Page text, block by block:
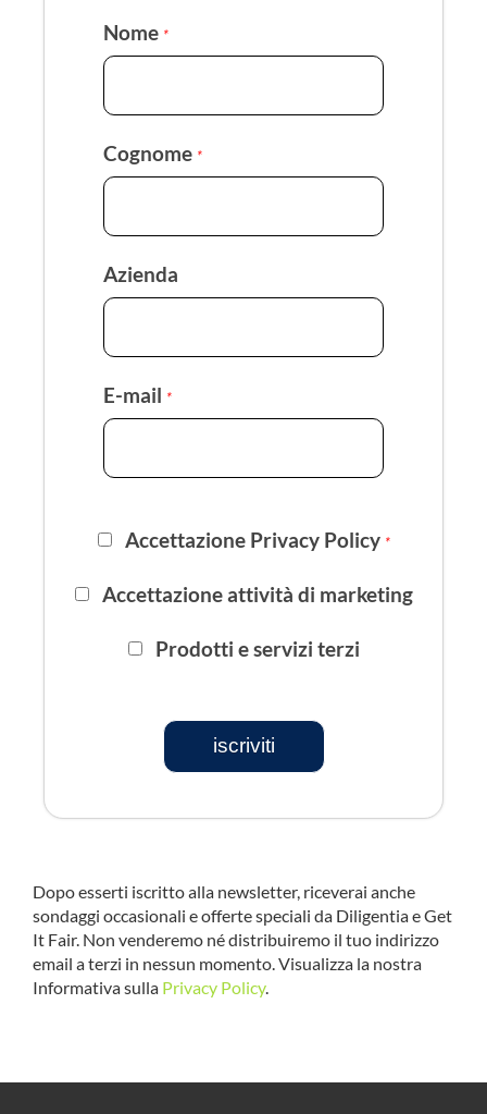
Nome *
Cognome *
Azienda
E-mail *
Accettazione Privacy Policy *
Accettazione attività di marketing
Prodotti e servizi terzi
iscriviti
Dopo esserti iscritto alla newsletter, riceverai anche
sondaggi occasionali e offerte speciali da Diligentia e Get
It Fair. Non venderemo né distribuiremo il tuo indirizzo
email a terzi in nessun momento. Visualizza la nostra
Informativa sulla Privacy Policy.